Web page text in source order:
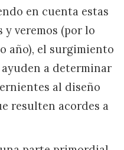
en cuenta estas
y veremos (por lo
año), el surgimiento
a determinar
al diseño
resulten acordes a